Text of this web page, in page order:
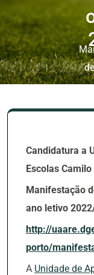
Candidatura а
Escolas
Manifestação
ano letivo
http://
porto/
A Unidade de